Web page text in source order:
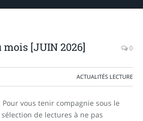
[JUIN 2026] 0
ACTUALITÉS LECTURE
vous tenir compagnie sous le
de lectures à ne pas